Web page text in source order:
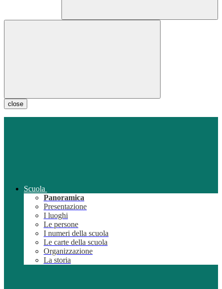
close
Scuola
Panoramica
Presentazione
I luoghi
Le persone
I numeri della scuola
Le carte della scuola
Organizzazione
La storia